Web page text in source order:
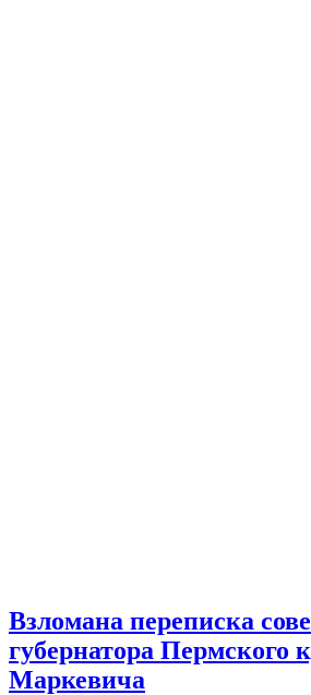
Взломана переписка
губернатора Пермского
Маркевича